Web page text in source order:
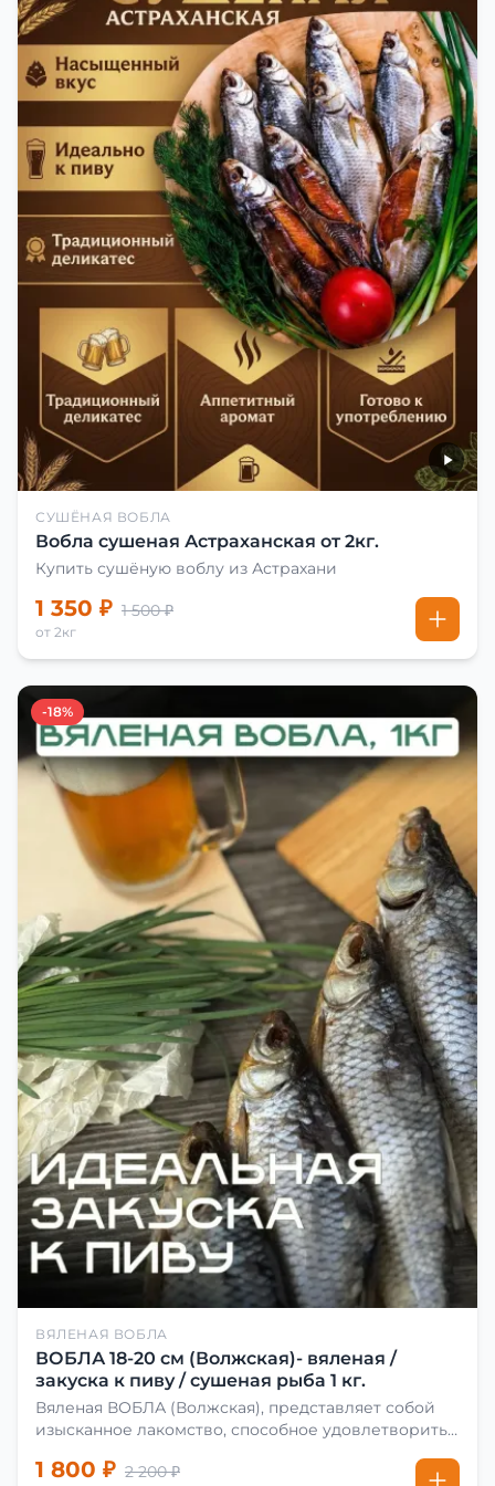
СУШЁНАЯ ВОБЛА
Вобла сушеная Астраханская от 2кг.
Купить сушёную воблу из Астрахани
1 350 ₽ 1 500 ₽
от 2кг
-18%
ВЯЛЕНАЯ ВОБЛА
ВОБЛА 18-20 см (Волжская)- вяленая /
закуска к пиву / сушеная рыба 1 кг.
Вяленая ВОБЛА (Волжская), представляет собой
изысканное лакомство, способное удовлетворить
сделать вяленую воблу, её сначала хорошо солят.
1 800 ₽ 2 200 ₽